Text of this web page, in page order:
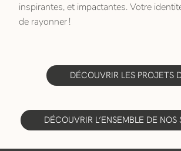
inspirantes, et impactantes. Votre
de rayonner !
DÉCOUVRIR LES PROJETS
DÉCOUVRIR L’ENSEMBLE DE NOS